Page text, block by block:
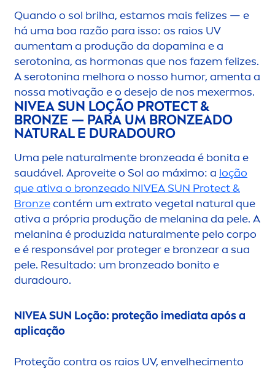
Quando o sol brilha, estamos mais felizes — e
há uma boa razão para isso: os raios UV
aumentam a produção da dopamina e a
serotonina, as hormonas que nos fazem felizes.
A serotonina melhora o nosso humor, amenta a
nossa motivação e o desejo de nos mexermos.
NIVEASUN LOÇÃO PROTECT&
BRONZE — PARA UM BRONZEADO
NATURALE DURADOURO
Uma pele naturalmente bronzeada é bonita e
saudável. Aproveite o Sol ao máximo: a loção
que ativa o bronzeado NIVEASUN Protect&
Bronzecontém um extrato vegetal natural que
ativa a própria produção de melanina da pele. A
melanina é produzida naturalmente pelo corpo
e é responsável por proteger e bronzear a sua
pele. Resultado: um bronzeado bonito e
duradouro.
NIVEASUN Loção: proteção imediata após a
aplicação
Proteção contra os raios UV, envelhecimento